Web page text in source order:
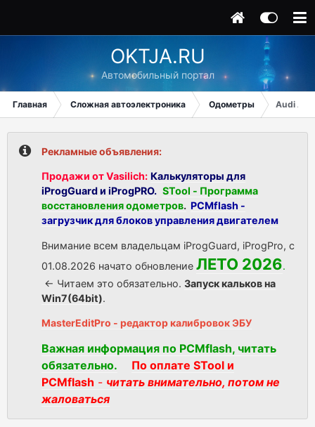
OKTJA.RU
Автомобильный портал
Главная Сложная автоэлектроника Одометры Audi A4
Рекламные объявления:
Продажи от Vasilich: Калькуляторы для
iProgGuard и iProgPRO. STool - Программа
восстановления одометров. PCMflash -
загрузчик для блоков управления двигателем
Внимание всем владельцам iProgGuard, iProgPro, с
01.08.2026 начато обновление ЛЕТО 2026.
<- Читаем это обязательно. Запуск кальков на
Win7(64bit).
MasterEditPro - редактор калибровок ЭБУ
Важная информация по PCMflash, читать
обязательно.
По оплате STool и
PCMflash - читать внимательно, потом не
жаловаться